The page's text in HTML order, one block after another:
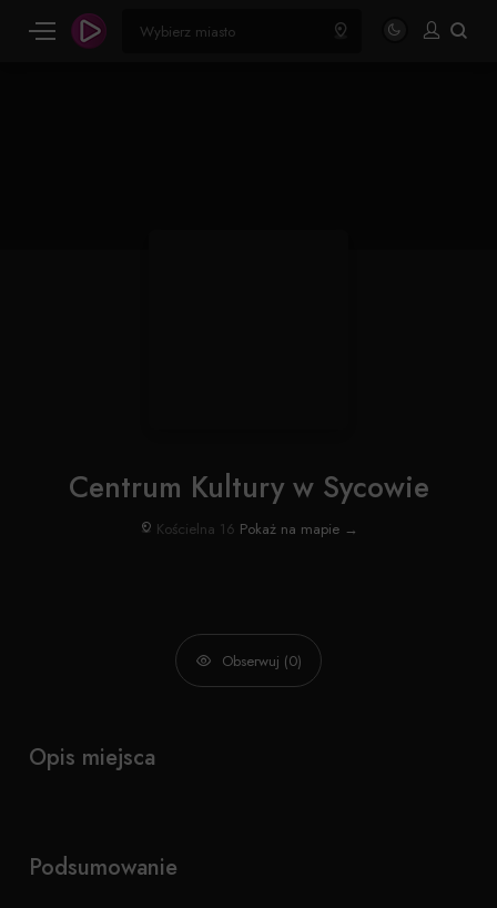
Centrum Kultury w Sycowie
Kościelna 16 Pokaż na mapie →
Obserwuj (0)
Opis miejsca
Podsumowanie